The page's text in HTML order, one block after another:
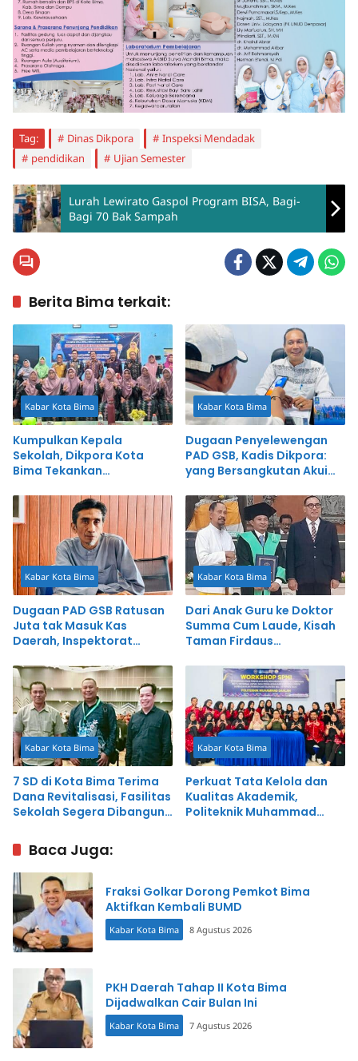
Tag: Dinas Dikpora
Inspeksi Mendadak
pendidikan
Ujian Semester
Lurah Lewirato Gaspol Program BISA, Bagi-
Bagi 70 Bak Sampah
Berita Bima terkait:
Kabar Kota Bima
Kumpulkan Kepala
Sekolah, Dikpora Kota
Bima Tekankan
Kabar Kota Bima
Dugaan Penyelewengan
PAD GSB, Kadis Dikpora:
yang Bersangkutan Akui
Mengembalikan Uang
Kabar Kota Bima
Dugaan PAD GSB Ratusan
Juta tak Masuk Kas
Daerah, Inspektorat
Kabar Kota Bima
Dari Anak Guru ke Doktor
Summa Cum Laude, Kisah
Taman Firdaus
Kabar Kota Bima
7 SD di Kota Bima Terima
Dana Revitalisasi, Fasilitas
Sekolah Segera Dibangun
Kabar Kota Bima
Perkuat Tata Kelola dan
Kualitas Akademik,
Politeknik Muhammad
Baca Juga:
Fraksi Golkar Dorong Pemkot Bima
Aktifkan Kembali BUMD
Kabar Kota Bima 8 Agustus 2026
PKH Daerah Tahap II Kota Bima
Dijadwalkan Cair Bulan Ini
Kabar Kota Bima 7 Agustus 2026